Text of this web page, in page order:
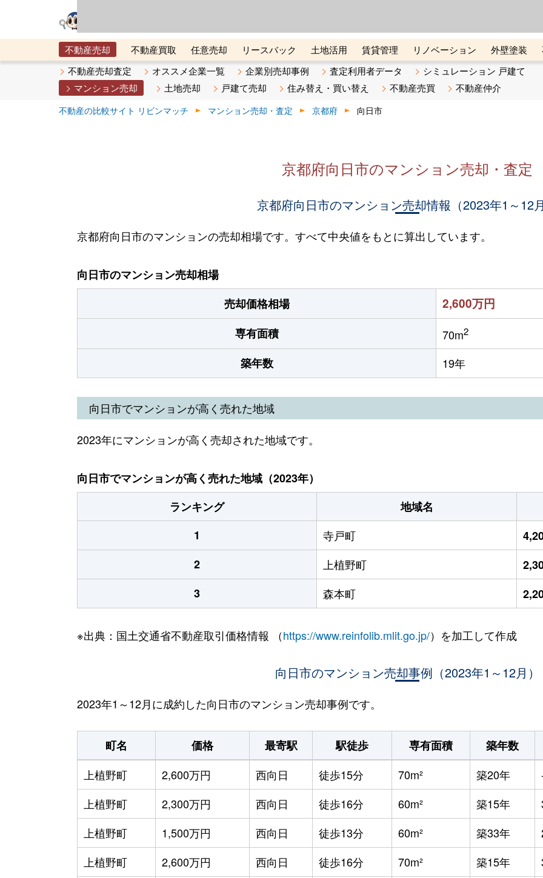
不動産売却 不動産買取 任意売却 リースバック 土地活用 賃貸管理 リノベーション 外壁塗装
メタ住宅展示場
ベスト不動産カンパニー オンライン講座 リビンマガジンBiz 不動産売却ご相談デスク
不動産売却査定 オススメ企業一覧 企業別売却事例 査定利用者データ
シミュレーション 戸建て
マンション売却
土地売却 戸建て売却 住み替え・買い替え 不動産売買 不動産仲介
不動産の比較サイト リビンマッチ マンション売却・査定 京都府 向日市
京都府向日市のマンション売却・査定
京都府向日市のマンション売却情報（2023年1～12月
京都府向日市のマンションの売却相場です。すべて中央値をもとに算出しています。
向日市のマンション売却相場
売却価格相場
2,600万円
専有面積 70m2
築年数 19年
向日市でマンションが高く売れた地域
2023年にマンションが高く売却された地域です。
向日市でマンションが高く売れた地域（2023年）
ランキング
地域名
1
寺戸町
2
上植野町
3
森本町
※出典：国土交通省不動産取引価格情報 （https://www.reinfolib.mlit.go.jp/）を加工して作成
向日市のマンション売却事例（2023年1～12月）
2023年1～12月に成約した向日市のマンション売却事例です。
町名 価格 最寄駅 駅徒歩 専有面積 築年数
上植野町
2,600万円 西向日 徒歩15分 70m² 築20年
上植野町
2,300万円 西向日 徒歩16分 60m² 築15年
上植野町
1,500万円 西向日 徒歩13分 60m² 築33年
上植野町
2,600万円 西向日 徒歩16分 70m² 築15年